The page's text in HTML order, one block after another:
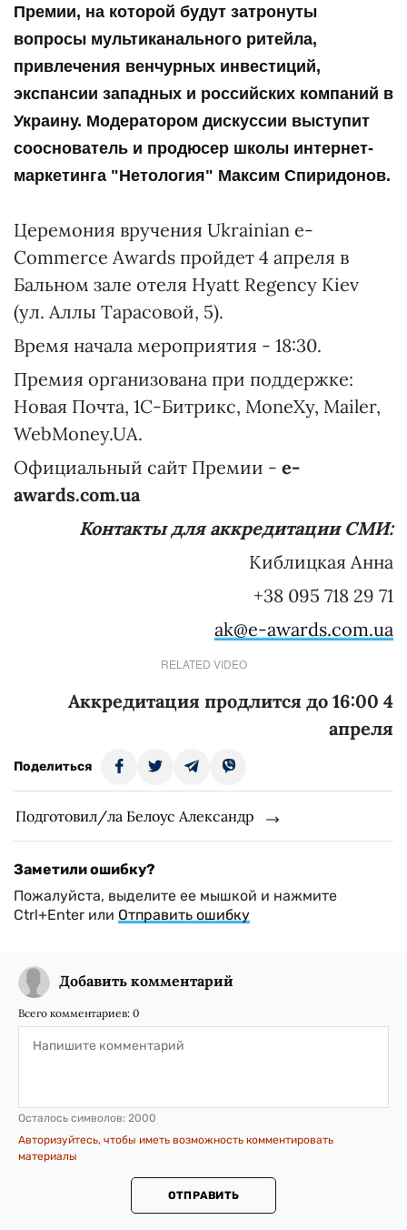
Премии, на которой будут затронуты
вопросы мультиканального ритейла,
привлечения венчурных инвестиций,
экспансии западных и российских компаний в
Украину. Модератором дискуссии выступит
сооснователь и продюсер школы интернет-
маркетинга "Нетология" Максим Спиридонов.
Церемония вручения Ukrainian e-
Commerce Awards пройдет 4 апреля в
Бальном зале отеля Hyatt Regency Kiev
(ул. Аллы Тарасовой, 5).
Время начала мероприятия - 18:30.
Премия организована при поддержке:
Новая Почта, 1С-Битрикс, MoneXy, Mailer,
WebMoney.UA.
Официальный сайт Премии - e-
awards.com.ua
Контакты для аккредитации СМИ:
Киблицкая Анна
+38 095 718 29 71
ak@e-awards.com.ua
RELATED VIDEO
Аккредитация продлится до 16:00 4
апреля
Поделиться
Подготовил/ла Белоус Александр
Заметили ошибку?
Пожалуйста, выделите ее мышкой и нажмите
Ctrl+Enter или Отправить ошибку
Добавить комментарий
Всего комментариев: 0
Осталось символов: 2000
Авторизуйтесь, чтобы иметь возможность комментировать
материалы
ОТПРАВИТЬ